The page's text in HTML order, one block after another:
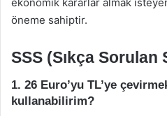
öneme sahiptir.
SSS (Sıkça Sorulan
1. 26 Euro’yu TL’ye
kullanabilirim?